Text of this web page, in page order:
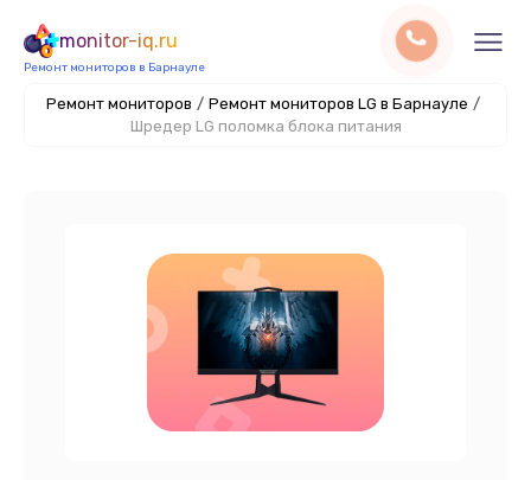
monitor-iq.ru
Ремонт мониторов в Барнауле
Ремонт мониторов / Ремонт мониторов LG в Барнауле /
Шредер LG поломка блока питания